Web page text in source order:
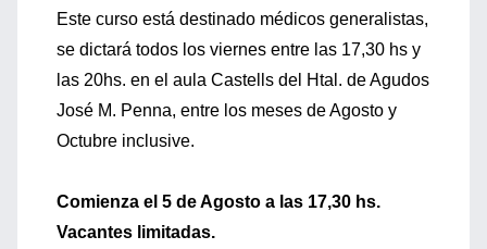
Este curso está destinado médicos generalistas,
se dictará todos los viernes entre las 17,30 hs y
las 20hs. en el aula Castells del Htal. de Agudos
José M. Penna, entre los meses de Agosto y
Octubre inclusive.
Comienza el 5 de Agosto a las 17,30 hs.
Vacantes limitadas.